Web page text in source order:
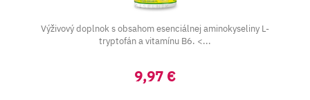
Výživový doplnok s obsahom esenciálnej aminokyseliny L-
tryptofán a vitamínu B6. <...
9,97 €